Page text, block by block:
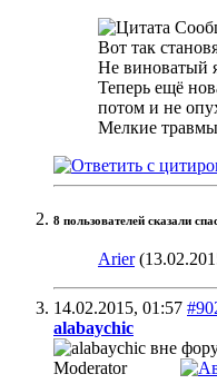
Вот так
Не виноватый
Теперь ещё
потом и не
Мелкие травмы
8 пользователей сказали
Arier
14.02.2015, 01:57
alabaychic
Moderator